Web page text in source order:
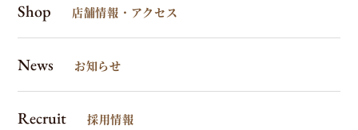
Shop 店舗情報・アクセス
News お知らせ
Recruit 採用情報